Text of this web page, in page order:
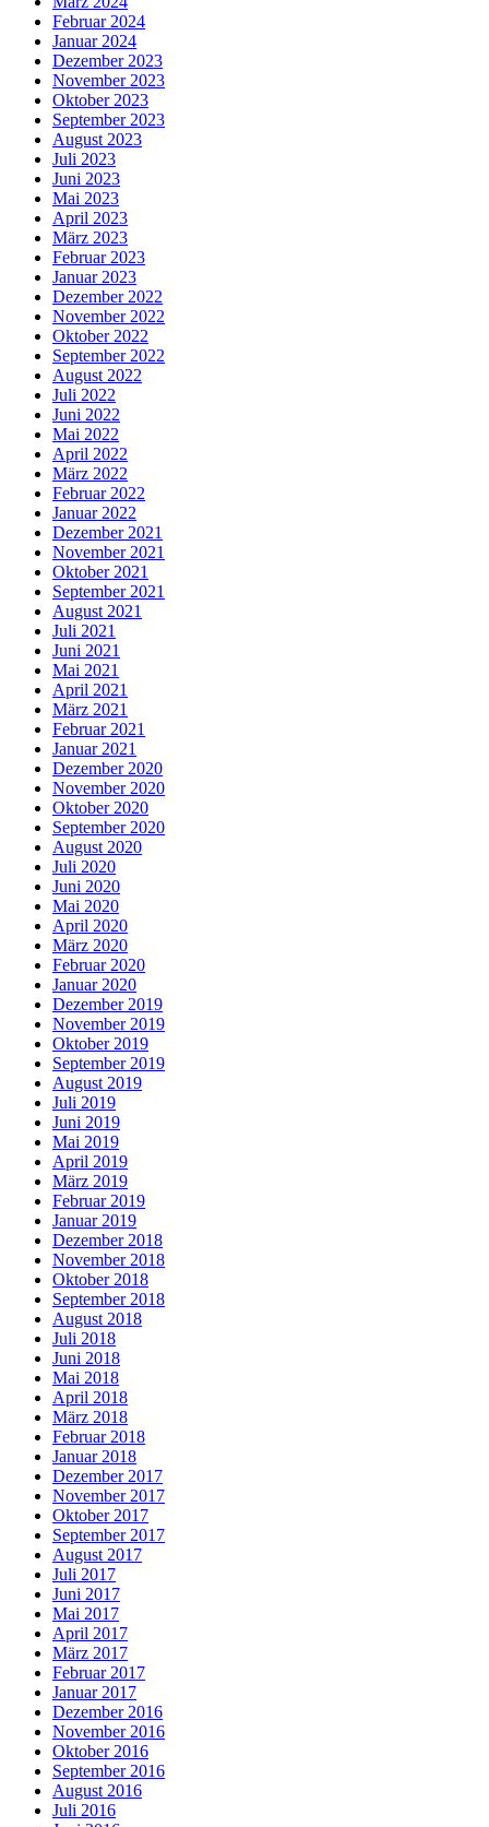
Februar 2024
Januar 2024
Dezember 2023
November 2023
Oktober 2023
September 2023
August 2023
Juli 2023
Juni 2023
Mai 2023
April 2023
März 2023
Februar 2023
Januar 2023
Dezember 2022
November 2022
Oktober 2022
September 2022
August 2022
Juli 2022
Juni 2022
Mai 2022
April 2022
März 2022
Februar 2022
Januar 2022
Dezember 2021
November 2021
Oktober 2021
September 2021
August 2021
Juli 2021
Juni 2021
Mai 2021
April 2021
März 2021
Februar 2021
Januar 2021
Dezember 2020
November 2020
Oktober 2020
September 2020
August 2020
Juli 2020
Juni 2020
Mai 2020
April 2020
März 2020
Februar 2020
Januar 2020
Dezember 2019
November 2019
Oktober 2019
September 2019
August 2019
Juli 2019
Juni 2019
Mai 2019
April 2019
März 2019
Februar 2019
Januar 2019
Dezember 2018
November 2018
Oktober 2018
September 2018
August 2018
Juli 2018
Juni 2018
Mai 2018
April 2018
März 2018
Februar 2018
Januar 2018
Dezember 2017
November 2017
Oktober 2017
September 2017
August 2017
Juli 2017
Juni 2017
Mai 2017
April 2017
März 2017
Februar 2017
Januar 2017
Dezember 2016
November 2016
Oktober 2016
September 2016
August 2016
Juli 2016